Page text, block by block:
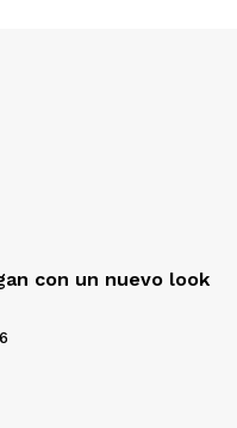
con un nuevo look